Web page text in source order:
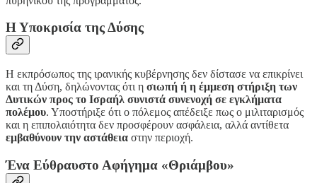
Η Υποκρισία της Δύσης
Η εκπρόσωπος της ιρανικής κυβέρνησης δεν δίστασε να επικρίνει
και τη Δύση, δηλώνοντας ότι η σιωπή ή η έμμεση στήριξη των
Δυτικών προς το Ισραήλ συνιστά συνενοχή σε εγκλήματα
πολέμου. Υποστήριξε ότι ο πόλεμος απέδειξε πως ο μιλιταρισμός
και η επιπολαιότητα δεν προσφέρουν ασφάλεια, αλλά αντίθετα
εμβαθύνουν την αστάθεια στην περιοχή.
Ένα Εύθραυστο Αφήγημα «Θριάμβου»